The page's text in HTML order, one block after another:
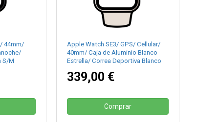
44mm/
S/M
Apple Watch SE3/ GPS/ Cellular/
40mm/ Caja de Aluminio Blanco
Estrella/ Correa Deportiva Blanco
339,00 €
Comprar